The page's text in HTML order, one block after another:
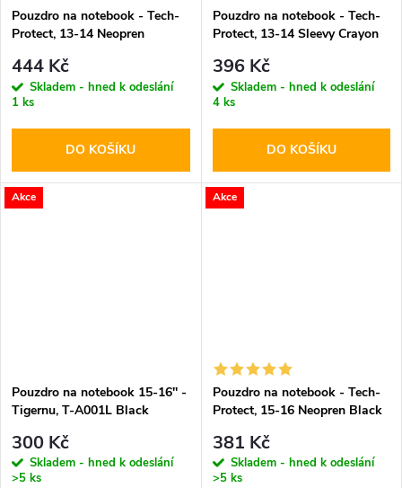
Pouzdro na notebook - Tech-
Protect, 13-14 Neopren
444 Kč
Skladem - hned k odeslání
1 ks
DO KOŠÍKU
Pouzdro na notebook - Tech-
Protect, 13-14 Sleevy Crayon
396 Kč
Skladem - hned k odeslání
4 ks
DO KOŠÍKU
Akce
Pouzdro na notebook 15-16'' -
Tigernu, T-A001L Black
300 Kč
Skladem - hned k odeslání
>5 ks
Akce
Pouzdro na notebook - Tech-
Protect, 15-16 Neopren Black
381 Kč
Skladem - hned k odeslání
>5 ks